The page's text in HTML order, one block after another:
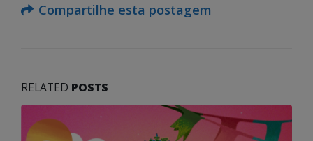
Compartilhe esta postagem
RELATED POSTS